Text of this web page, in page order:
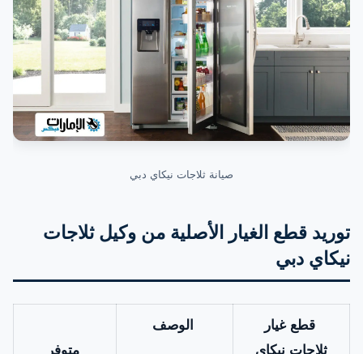
صيانة ثلاجات نيكاي دبي
توريد قطع الغيار الأصلية من وكيل ثلاجات
نيكاي دبي
قطع غيار
ثلاجات نيكاي
الوصف
متوفر